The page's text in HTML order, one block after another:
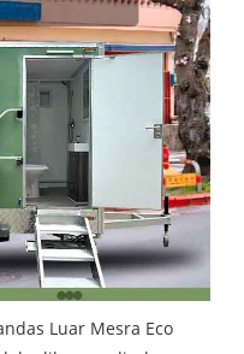
Luar Mesra Eco